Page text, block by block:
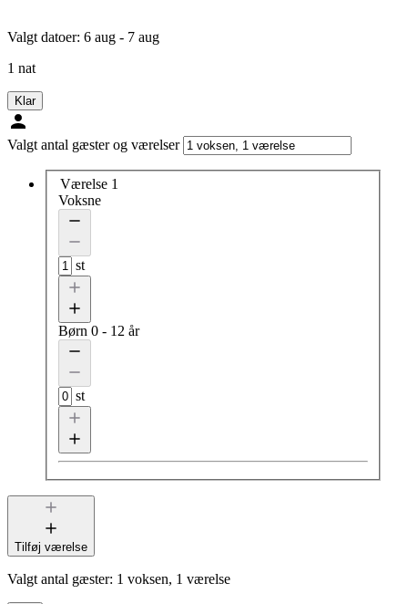
Valgt datoer: 6 aug - 7 aug
1 nat
Klar
Valgt antal gæster og værelser
Værelse 1
Voksne
st
Børn 0 - 12 år
st
Tilføj værelse
Valgt antal gæster: 1 voksen, 1 værelse